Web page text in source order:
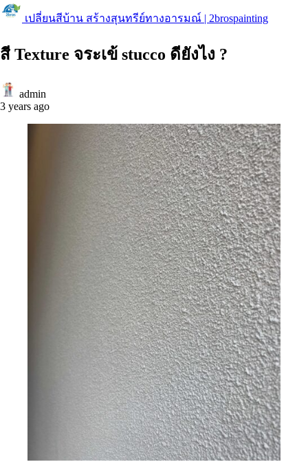
เปลี่ยนสีบ้าน สร้างสุนทรีย์ทางอารมณ์ | 2brospainting
สี Texture จระเข้ stucco ดียังไง ?
admin
3 years ago